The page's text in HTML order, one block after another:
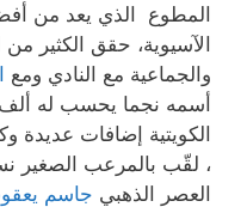
المطوع الذي يعد من
الآسيوية، حقق الكثير من
والجماعية مع النادي ومع
أسمه نجما يحسب له
الكويتية إضافات عديدة
، لقّب بالمرعب الصغير
العصر الذهبي جاسم